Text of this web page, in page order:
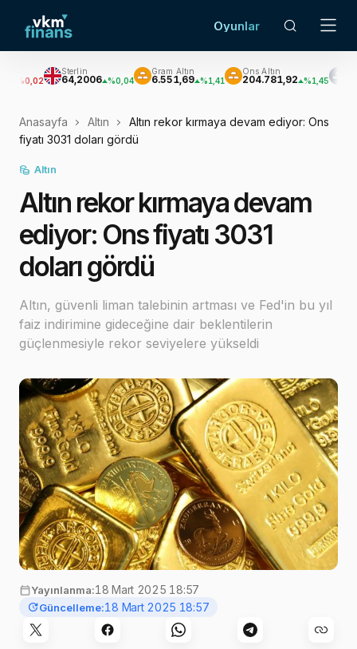
Oyunlar
Sterlin
64,2006 %0,04
Gram Altın
6.551,69 %1,41
Ons Altın
204.781,92 %1,45
Gümüş
3.050,49
Anasayfa Altın
Altın rekor kırmaya devam ediyor: Ons
fiyatı 3031 doları gördü
Altın
Altın rekor kırmaya devam
ediyor: Ons fiyatı 3031
doları gördü
Altın, güvenli liman talebinin artması ve Fed'in bu yıl
faiz indirimine gideceğine dair beklentilerin
güçlenmesiyle rekor seviyelere yükseldi
Görsel:Zlaťáky.cz,
Yayınlanma:18 Mart 2025 18:57
Güncelleme:18 Mart 2025 18:57